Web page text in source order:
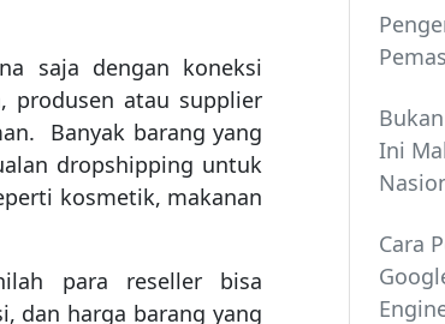
saja dengan koneksi
produsen atau supplier
Banyak barang yang
dropshipping untuk
kosmetik, makanan
para reseller bisa
dan harga barang yang
Ini
Cara